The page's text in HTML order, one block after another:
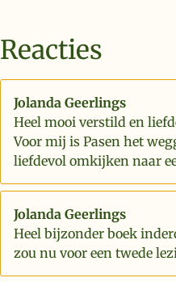
Reacties
Jolanda Geerlings
Heel mooi verstild en
Voor mij is Pasen het
liefdevol omkijken naar
Jolanda Geerlings
Heel bijzonder boek
zou nu voor een twede